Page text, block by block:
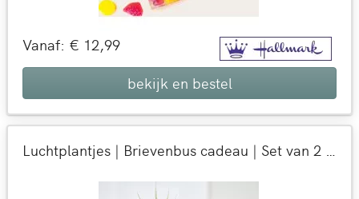
Vanaf: € 12,99
bekijk en bestel
Luchtplantjes | Brievenbus cadeau | Set van 2 trendy plantjes | Per post bezorgd